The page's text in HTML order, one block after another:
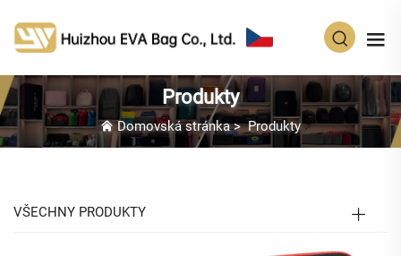
Produkty
Domovská stránka>Produkty
VŠECHNY PRODUKTY